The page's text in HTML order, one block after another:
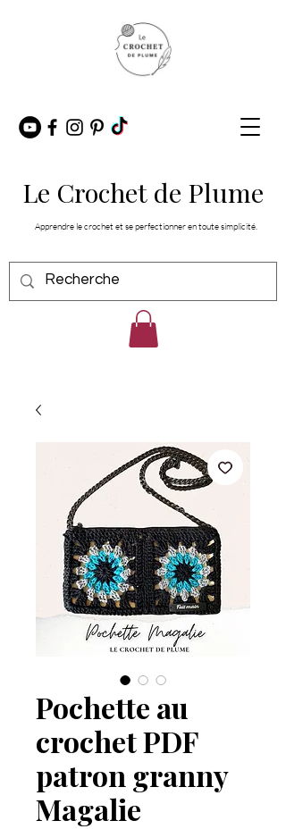
Le Crochet de Plume
Apprendre le crochet et se perfectionner en toute simplicité.
Pochette au
crochet PDF
patron granny
Magalie